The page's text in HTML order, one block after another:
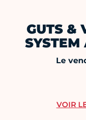
GUTS &
SYSTEM
Le
VOIR